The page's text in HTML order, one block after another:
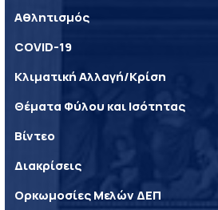
Αθλητισμός
COVID-19
Κλιματική Αλλαγή/Κρίση
Θέματα Φύλου και Ισότητας
Βίντεο
Διακρίσεις
Ορκωμοσίες Μελών ΔΕΠ